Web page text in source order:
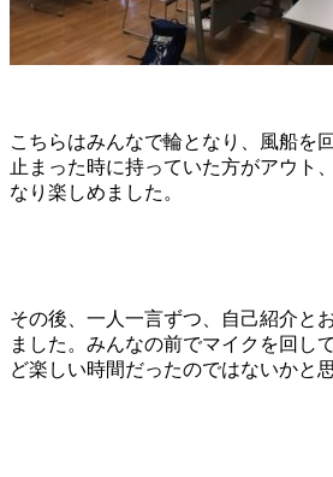
こちらはみんなで輪となり、風船を
止まった時に持っていた方がアウト
なり楽しめました。
その後、一人一言ずつ、自己紹介と
ました。みんなの前でマイクを回し
ど楽しい時間だったのではないかと